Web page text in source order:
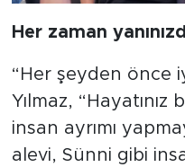
Her zaman
“Her şeyden önce
Yılmaz,
insan ayrımı
alevi, Sünni gibi